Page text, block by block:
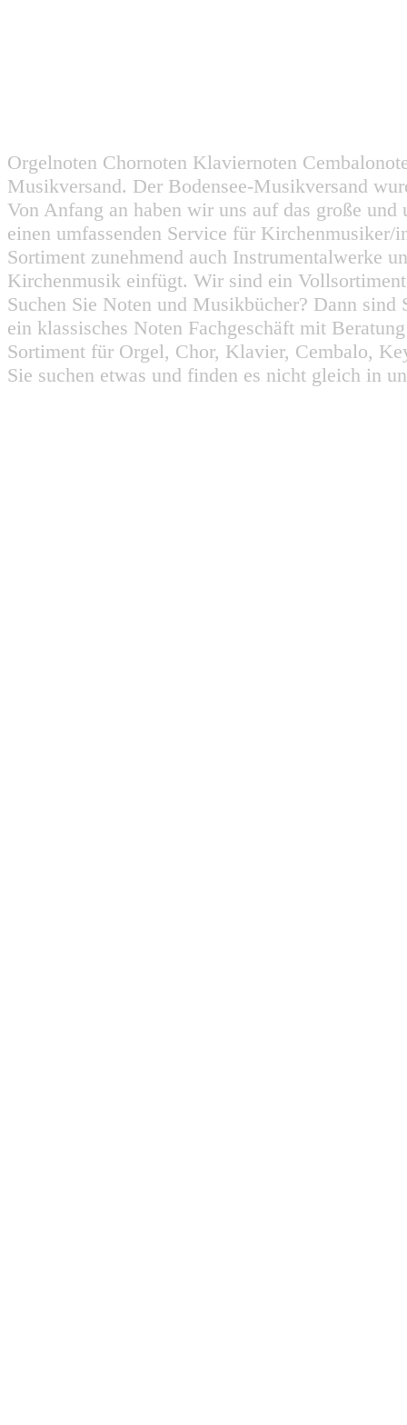
Orgelnoten Chornoten Klaviernoten
Musikversand. Der Bodensee-Musikversand
Von Anfang an haben wir uns auf das große
einen umfassenden Service für
Sortiment zunehmend auch Instrumentalwerke
Kirchenmusik einfügt. Wir sind ein
Suchen Sie Noten und Musikbücher? Dann
ein klassisches Noten Fachgeschäft mit
Sortiment für Orgel, Chor, Klavier, Cembalo,
Sie suchen etwas und finden es nicht gleich in